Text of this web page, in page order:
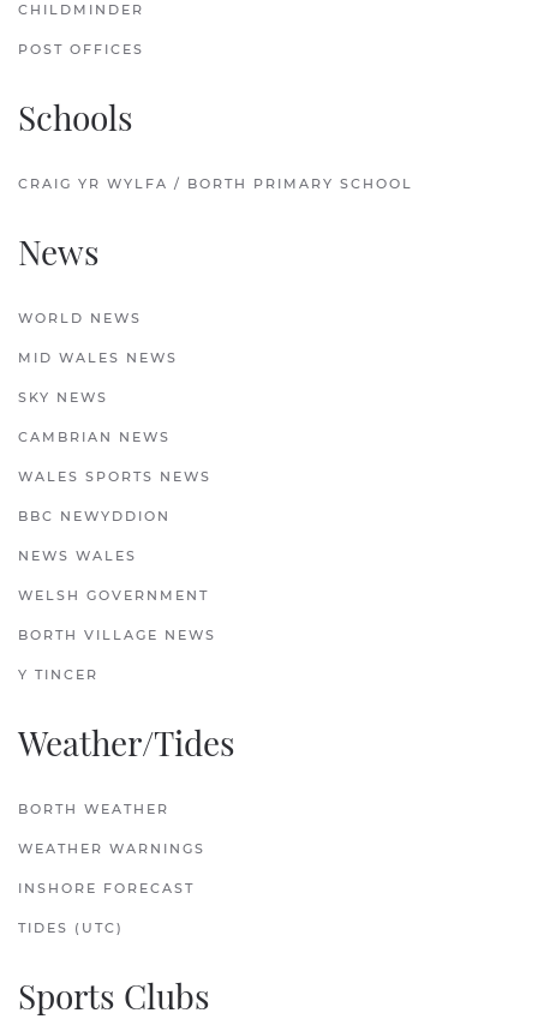
CHILDMINDER
POST OFFICES
Schools
CRAIG YR WYLFA / BORTH PRIMARY SCHOOL
News
WORLD NEWS
MID WALES NEWS
SKY NEWS
CAMBRIAN NEWS
WALES SPORTS NEWS
BBC NEWYDDION
NEWS WALES
WELSH GOVERNMENT
BORTH VILLAGE NEWS
Y TINCER
Weather/Tides
BORTH WEATHER
WEATHER WARNINGS
INSHORE FORECAST
TIDES (UTC)
Sports Clubs